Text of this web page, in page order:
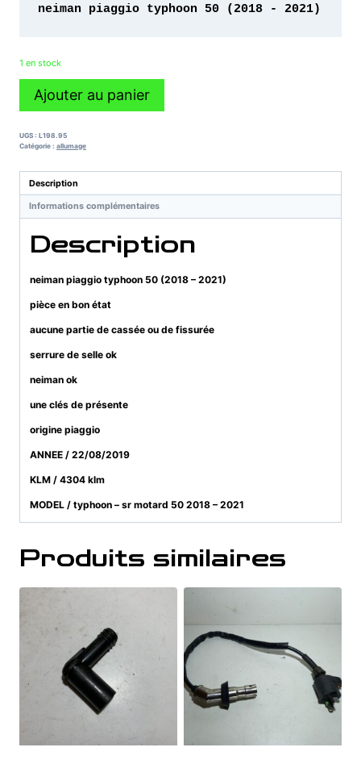
neiman piaggio typhoon 50 (2018 - 2021)
1 en stock
quantité
piaggio
typhoon
(2018
-
2021)
Ajouter au panier
UGS : L198.95
Catégorie : allumage
Description
Informations complémentaires
Description
neiman piaggio typhoon 50 (2018 – 2021)
pièce en bon état
aucune partie de cassée ou de fissurée
serrure de selle ok
neiman ok
une clés de présente
origine piaggio
ANNEE / 22/08/2019
KLM / 4304 klm
MODEL / typhoon – sr motard 50 2018 – 2021
Produits similaires